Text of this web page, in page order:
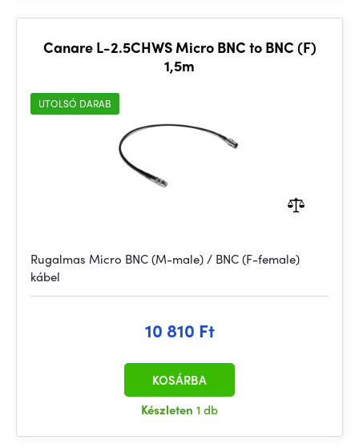
Canare L-2.5CHWS Micro BNC to BNC (F)
1,5m
UTOLSÓ DARAB
Rugalmas Micro BNC (M-male) / BNC (F-female)
kábel
10 810 Ft
Készleten 1 db
KOSÁRBA